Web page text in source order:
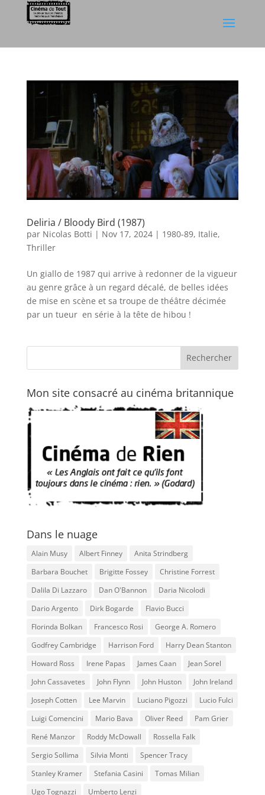
Deliria / Bloody Bird (1987)
par Nicolas Botti | Nov 17, 2024| 1980-89, Italie,
Thriller
Un giallo de 1987 qui arrive à redonner de la vigueur
au genre grâce à un regard décalé, de belles idées
de mise en scène et sa troupe de théâtre décimée
par un tueur en série à la tête de hibou !
Mon site consacré au cinéma britannique
Dans le nuage
Alain Musy Albert Finney
Anita Strindberg
Barbara Bouchet
Brigitte Fossey
Christine Forrest
Dalila Di Lazzaro
Dan O'Bannon
Daria Nicolodi
Dario Argento
Dirk Bogarde
Flavio Bucci
Florinda Bolkan
Francesco Rosi
George A. Romero
Godfrey Cambridge
Harrison Ford
Harry Dean Stanton
Howard Ross
Irene Papas James Caan
Jean Sorel
John Cassavetes
John Flynn John Huston
John Ireland
Joseph Cotten
Lee Marvin Luciano Pigozzi
Lucio Fulci
Luigi Comencini
Mario Bava Oliver Reed
Pam Grier
René Manzor
Roddy McDowall
Rossella Falk
Sergio Sollima
Silvia Monti
Spencer Tracy
Stanley Kramer
Stefania Casini
Tomas Milian
Ugo Tognazzi
Umberto Lenzi